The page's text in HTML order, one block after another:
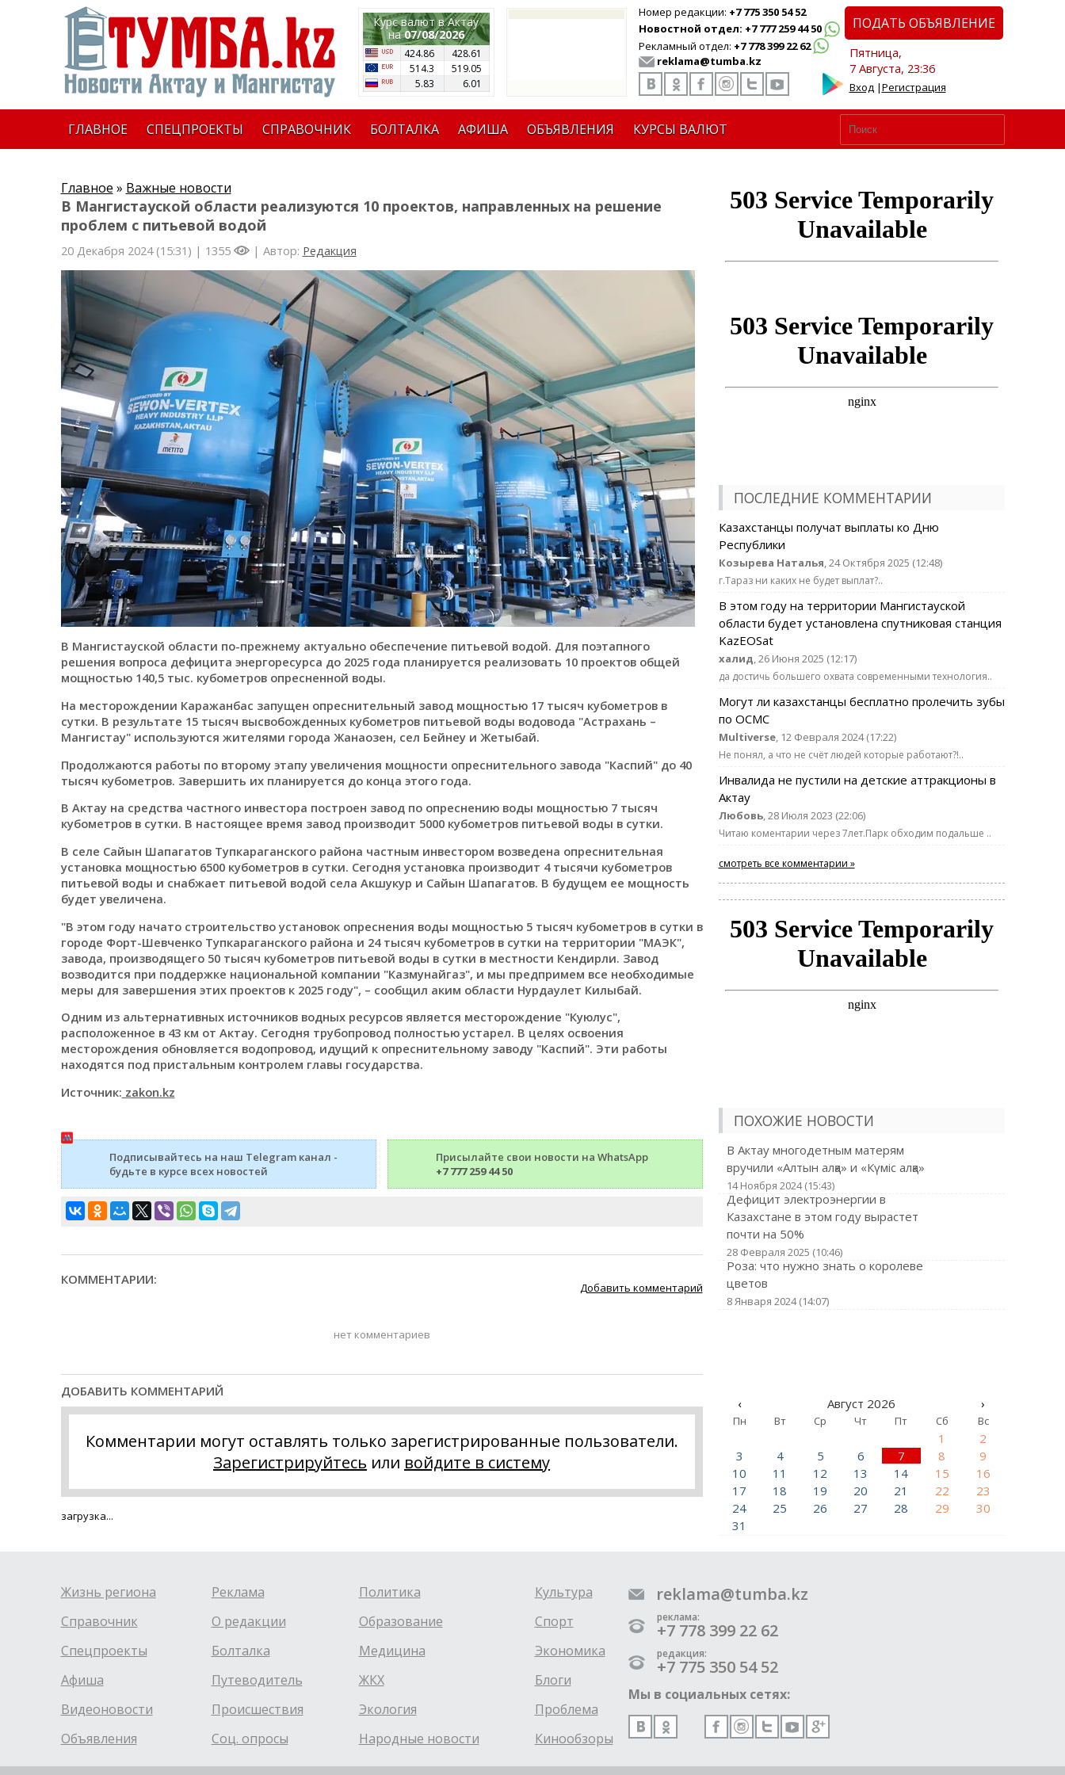
Курс валют в Актау
на07/08/2026
424.86
428.61
514.3
519.05
5.83
6.01
Номер редакции: +7 775 350 54 52
Новостной отдел: +7 777 259 44 50
Рекламный отдел: +7 778 399 22 62
reklama@tumba.kz
ПОДАТЬ ОБЪЯВЛЕНИЕ
Пятница,
7 Августа, 23:36
Вход|Регистрация
ГЛАВНОЕ СПЕЦПРОЕКТЫ СПРАВОЧНИК БОЛТАЛКА АФИША ОБЪЯВЛЕНИЯ КУРСЫ ВАЛЮТ
Главное » Важные новости
В Мангистауской области реализуются 10 проектов, направленных на решение
проблем с питьевой водой
20 Декабря 2024 (15:31) | 1355 | Автор: Редакция
В Мангистауской области по-прежнему актуально обеспечение питьевой водой. Для поэтапного
решения вопроса дефицита энергоресурса до 2025 года планируется реализовать 10 проектов общей
мощностью 140,5 тыс. кубометров опресненной воды.
На месторождении Каражанбас запущен опреснительный завод мощностью 17 тысяч кубометров в
сутки. В результате 15 тысяч высвобожденных кубометров питьевой воды водовода "Астрахань –
Мангистау" используются жителями города Жанаозен, сел Бейнеу и Жетыбай.
Продолжаются работы по второму этапу увеличения мощности опреснительного завода "Каспий" до 40
тысяч кубометров. Завершить их планируется до конца этого года.
В Актау на средства частного инвестора построен завод по опреснению воды мощностью 7 тысяч
кубометров в сутки. В настоящее время завод производит 5000 кубометров питьевой воды в сутки.
В селе Сайын Шапагатов Тупкараганского района частным инвестором возведена опреснительная
установка мощностью 6500 кубометров в сутки. Сегодня установка производит 4 тысячи кубометров
питьевой воды и снабжает питьевой водой села Акшукур и Сайын Шапагатов. В будущем ее мощность
будет увеличена.
"В этом году начато строительство установок опреснения воды мощностью 5 тысяч кубометров в сутки в
городе Форт-Шевченко Тупкараганского района и 24 тысяч кубометров в сутки на территории "МАЭК",
завода, производящего 50 тысяч кубометров питьевой воды в сутки в местности Кендирли. Завод
возводится при поддержке национальной компании "Казмунайгаз", и мы предпримем все необходимые
меры для завершения этих проектов к 2025 году", – сообщил аким области Нурдаулет Килыбай.
Одним из альтернативных источников водных ресурсов является месторождение "Куюлус",
расположенное в 43 км от Актау. Сегодня трубопровод полностью устарел. В целях освоения
месторождения обновляется водопровод, идущий к опреснительному заводу "Каспий". Эти работы
находятся под пристальным контролем главы государства.
Источник: zakon.kz
Подписывайтесь на наш Telegram канал -
будьте в курсе всех новостей
Присылайте свои новости на WhatsApp
+7 777 259 44 50
КОММЕНТАРИИ:
Добавить комментарий
нет комментариев
ДОБАВИТЬ КОММЕНТАРИЙ
Комментарии могут оставлять только зарегистрированные пользователи.
Зарегистрируйтесь или войдите в систему
загрузка...
ПОСЛЕДНИЕ КОММЕНТАРИИ
Казахстанцы получат выплаты ко Дню
Республики
Козырева Наталья, 24 Октября 2025 (12:48)
г.Тараз ни каких не будет выплат?..
В этом году на территории Мангистауской
области будет установлена спутниковая станция
KazEOSat
халид, 26 Июня 2025 (12:17)
да достичь большего охвата современными технология..
Могут ли казахстанцы бесплатно пролечить зубы
по ОСМС
Multiverse, 12 Февраля 2024 (17:22)
Не понял, а что не счёт людей которые работают?!..
Инвалида не пустили на детские аттракционы в
Актау
Любовь, 28 Июля 2023 (22:06)
Читаю коментарии через 7лет.Парк обходим подальше ..
смотреть все комментарии »
ПОХОЖИЕ НОВОСТИ
В Актау многодетным матерям
вручили «Алтын алқа» и «Күміс алқа»
14 Ноября 2024 (15:43)
Дефицит электроэнергии в
Казахстане в этом году вырастет
почти на 50%
28 Февраля 2025 (10:46)
Роза: что нужно знать о королеве
цветов
8 Января 2024 (14:07)
‹ Август 2026 ›
Пн Вт Ср Чт Пт Сб Вс
1
2
3
4 5 6 7 8
9
10
11 12 13 14 15
16
17
18 19 20 21 22
23
24
25 26 27 28 29
30
31
Жизнь региона
Справочник
Спецпроекты
Афиша
Видеоновости
Объявления
Реклама
О редакции
Болталка
Путеводитель
Происшествия
Соц. опросы
Политика
Образование
Медицина
ЖКХ
Экология
Народные новости
Культура
Спорт
Экономика
Блоги
Проблема
Кинообзоры
reklama@tumba.kz
реклама:
+7 778 399 22 62
редакция:
+7 775 350 54 52
Мы в социальных сетях: